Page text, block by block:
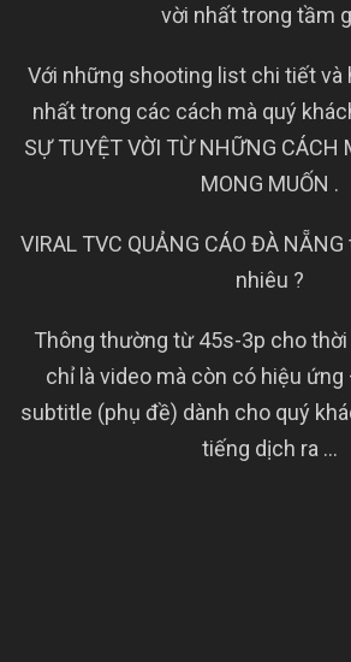
vời nhất trong tầm
Với những shooting list chi tiết và
nhất trong các cách mà quý
SỰ TUYỆT VỜI TỪ NHỮNG CÁCH
MONG MUỐN .
VIRAL TVC QUẢNG CÁO ĐÀ
nhiêu ?
Thông thường từ 45s-3p cho thời
chỉ là video mà còn có hiệu
subtitle (phụ đề) dành cho quý
tiếng dịch ra …